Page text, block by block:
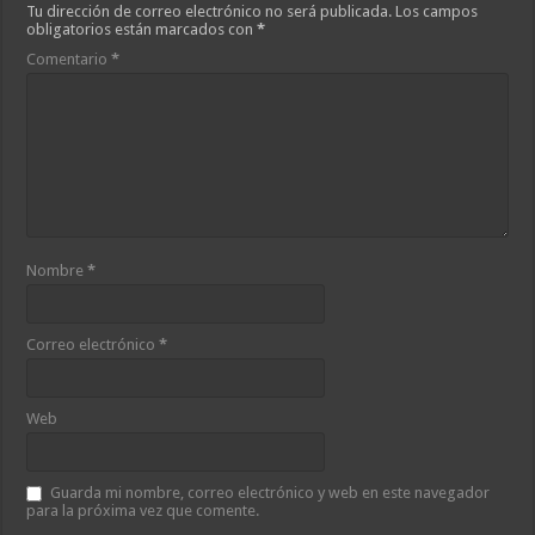
Tu dirección de correo electrónico no será publicada. Los campos
obligatorios están marcados con*
Comentario*
Nombre*
Correo electrónico*
Web
Guarda mi nombre, correo electrónico y web en este navegador
para la próxima vez que comente.